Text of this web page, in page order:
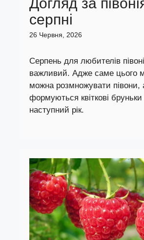
Догляд за
серпні
26 Червня, 2026
Серпень для любителів
важливий. Адже саме цього
можна розмножувати півони,
формуються квіткові
наступний рік.